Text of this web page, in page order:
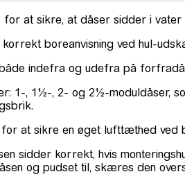
for at sikre, at dåser sidder i
boreanvisning ved hul-
indefra og udefra på
1-, 1½-, 2- og 2½-moduldåser,
at sikre en øget lufttæthed ved
sidder korrekt, hvis
og pudset til, skæres den